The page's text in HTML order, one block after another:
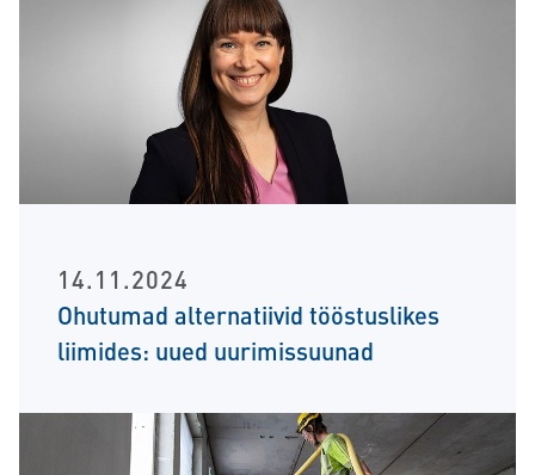
14.11.2024
Ohutumad alternatiivid tööstuslikes
liimides: uued uurimissuunad